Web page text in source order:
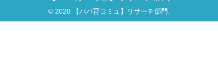
© 2020 【パパ育コミュ】リサーチ部門.